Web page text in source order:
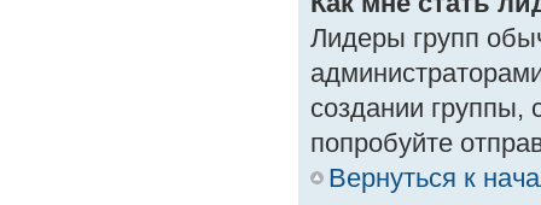
Лидеры групп
создании группы,
попробуйте
Вернуться к